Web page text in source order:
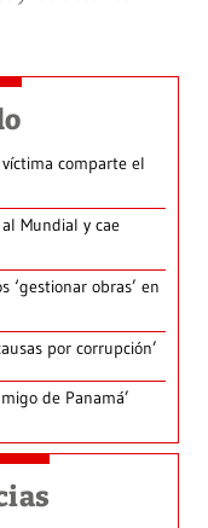
comparte el
Mundial y cae
‘gestionar obras’ en
por corrupción’
de Panamá’